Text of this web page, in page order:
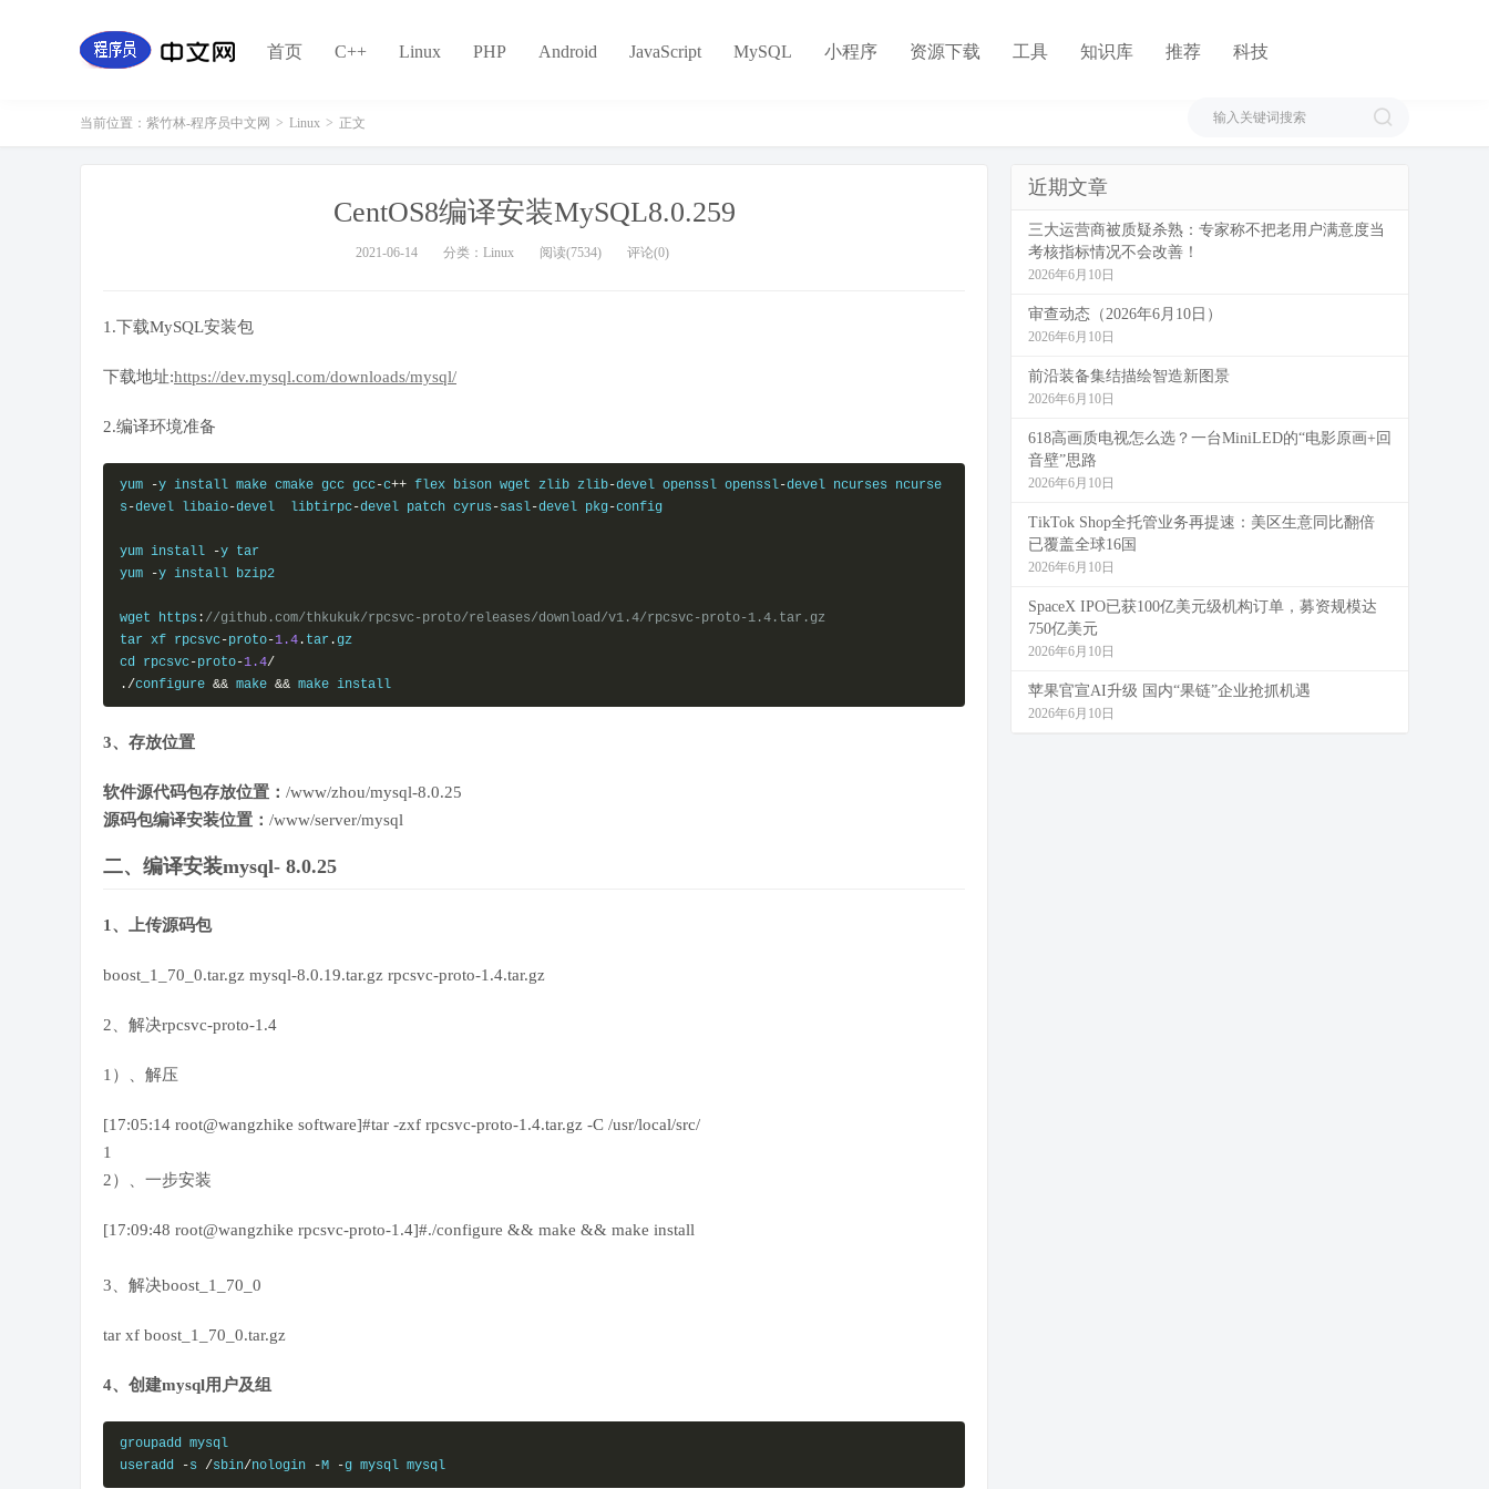
首页 C++ Linux PHP Android JavaScript MySQL 小程序 资源下载 工具 知识库 推荐 科技
当前位置： 紫竹林-程序员中文网 > Linux > 正文
CentOS8编译安装MySQL8.0.259
2021-06-14 分类：Linux 阅读(7534) 评论(0)
1.下载MySQL安装包
下载地址:https://dev.mysql.com/downloads/mysql/
2.编译环境准备
yum -y install make cmake gcc gcc-c++ flex bison wget zlib zlib-devel openssl openssl-devel ncurses ncurse
s -devel libaio-devel  libtirpc-devel patch cyrus -sasl-devel pkg-config
yum install -y tar
yum
-y install bzip2
wget https : //github.com/thkukuk/rpcsvc-proto/releases/download/v1.4/rpcsvc-proto-1.4.tar.gz
tar xf rpcsvc-proto-1.4 . tar .gz
cd rpcsvc-proto-1.4/
./configure && make && make install
3、存放位置
软件源代码包存放位置： /www/zhou/mysql-8.0.25
源码包编译安装位置： /www/server/mysql
二、编译安装mysql- 8.0.25
1、上传源码包
boost_1_70_0.tar.gz mysql-8.0.19.tar.gz rpcsvc-proto-1.4.tar.gz
2、解决rpcsvc-proto-1.4
1）、解压
[17:05:14 root@wangzhike software]#tar -zxf rpcsvc-proto-1.4.tar.gz -C /usr/local/src/
1
2）、一步安装
[17:09:48 root@wangzhike rpcsvc-proto-1.4]#./configure && make && make install
3、解决boost_1_70_0
tar xf boost_1_70_0.tar.gz
4、创建mysql用户及组
groupadd mysql
useradd
-s /sbin/nologin -M -
近期文章
三大运营商被质疑杀熟：专家称不把老用户满意度当
考核指标情况不会改善！
2026年6月10日
审查动态（2026年6月10日）
2026年6月10日
前沿装备集结描绘智造新图景
2026年6月10日
618高画质电视怎么选？一台MiniLED的“电影原画+回
音壁”思路
2026年6月10日
TikTok Shop全托管业务再提速：美区生意同比翻倍
已覆盖全球16国
2026年6月10日
SpaceX IPO已获100亿美元级机构订单，募资规模达
750亿美元
2026年6月10日
苹果官宣AI升级 国内“果链”企业抢抓机遇
2026年6月10日